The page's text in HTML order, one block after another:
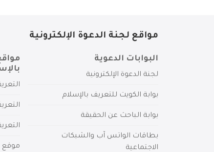
مواقع لجنة الدعوة الإلكترونية
البوابات الدعوية
لجنة الدعوة الإلكترونية
بوابة الكويت للتعريف بالإسلام
بوابة الباحث عن الحقيقة
بطاقات الواتس آب والشبكات
الاجتماعية
موقع